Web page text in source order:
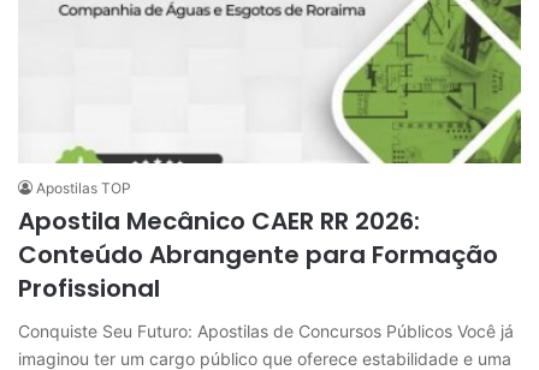
Apostilas TOP
Apostila Mecânico CAER RR 2026:
Conteúdo Abrangente para Formação
Profissional
Conquiste Seu Futuro: Apostilas de Concursos Públicos Você já
imaginou ter um cargo público que oferece estabilidade e uma